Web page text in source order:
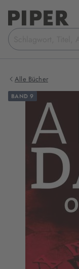
Suchbegriff
eingeben
Alle Bücher
BAND 9